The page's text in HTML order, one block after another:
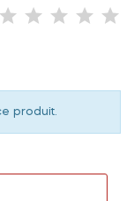
produit.